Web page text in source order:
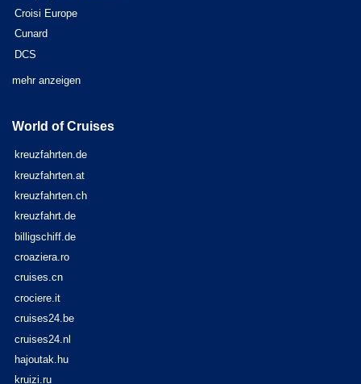
Croisi Europe
Cunard
DCS
mehr anzeigen
World of Cruises
kreuzfahrten.de
kreuzfahrten.at
kreuzfahrten.ch
kreuzfahrt.de
billigschiff.de
croaziera.ro
cruises.cn
crociere.it
cruises24.be
cruises24.nl
hajoutak.hu
kruizi.ru